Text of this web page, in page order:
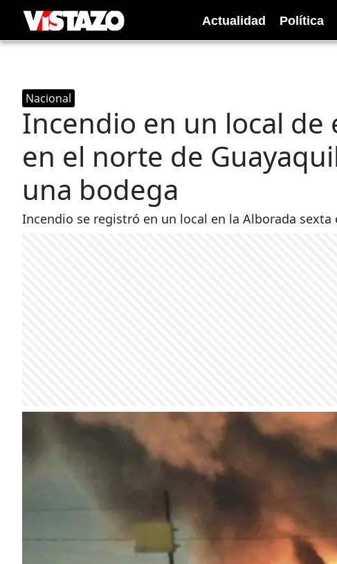
Actualidad Política
Nacional
Incendio en un local de
en el norte de
una bodega
Incendio se registró en un local en la Alborada sexta